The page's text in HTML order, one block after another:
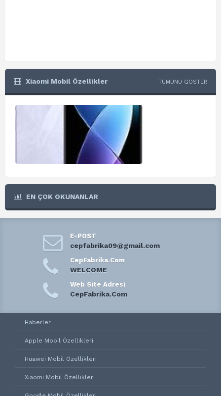
Xiaomi Mobil Özellikler TÜMÜNÜ GÖSTER
EN ÇOK OKUNANLAR
E-POST
cepfabrika09@gmail.com
CepFabrika.Com
WELCOME
Web Site Adresi
CepFabrika.Com
Haberler
Apple Mobil Özellikleri
Huawei Mobil Özellikleri
Xiaomi Mobil Özellikleri